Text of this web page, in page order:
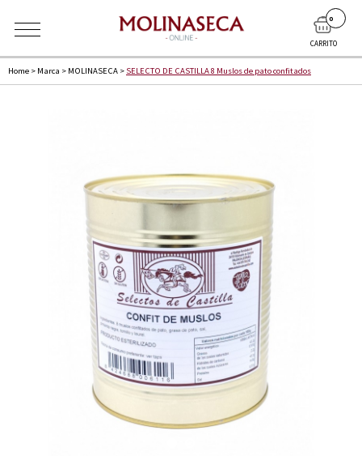
CARRITO
0
Home > Marca > MOLINASECA > SELECTO DE CASTILLA 8 Muslos de pato confitados